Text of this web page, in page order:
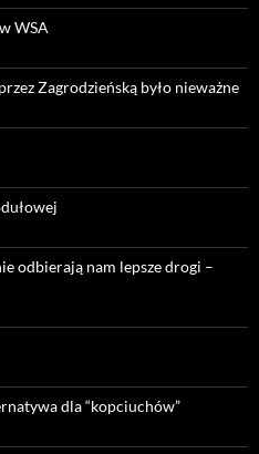
WSA
Zagrodzieńską było nieważne
odbierają nam lepsze drogi –
dla “kopciuchów”